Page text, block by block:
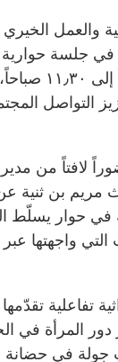
والعمل
في جلسة
الإسلامي،
التواصل
لافتاً من
مريم بن ثنية
في حوار يسلّط
التي واجهتها
تفاعلية
دور المرأة في
جولة في حضانة